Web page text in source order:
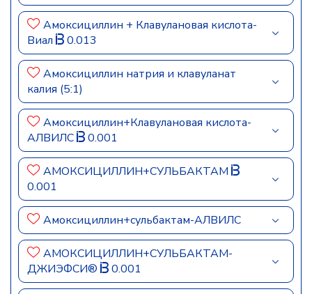
Амоксициллин + Клавулановая кислота-
Виал
0.013
Амоксициллин натрия и клавуланат
калия (5:1)
Амоксициллин+Клавулановая кислота-
АЛВИЛС
0.001
АМОКСИЦИЛЛИН+СУЛЬБАКТАМ
0.001
Амоксициллин+сульбактам-АЛВИЛС
АМОКСИЦИЛЛИН+СУЛЬБАКТАМ-
ДЖИЭФСИ®
0.001